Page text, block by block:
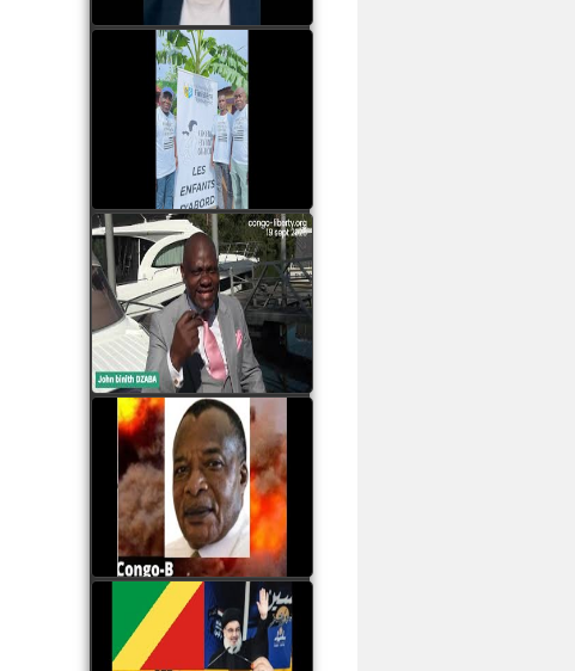
watch video
John Binith Dzaba
s'exprime sur le voyage
de Rodrigue Malanda
Samba à Paris
watch video
Poaty Pangou La
Conférence des ethnies
est la seule solution pour
éviter la scission du
Congo B
watch video
Les liaisons dangereuses
du clan Sassou Nguesso
avec le Hezbollah